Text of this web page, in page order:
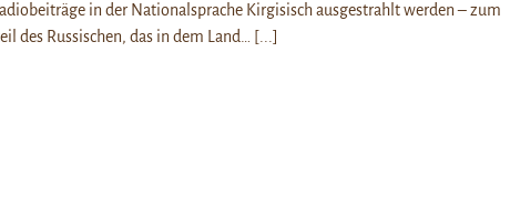
in der Nationalsprache Kirgisisch ausgestrahlt werden – zum
des Russischen, das in dem Land…
[...]